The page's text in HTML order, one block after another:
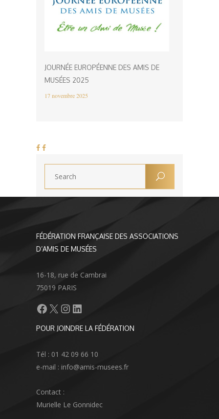
JOURNÉE EUROPÉENNE DES AMIS DE
MUSÉES 2025
17 novembre 2025
FÉDÉRATION FRANÇAISE DES ASSOCIATIONS
D’AMIS DE MUSÉES
16-18, rue de Cambrai
75019 PARIS
Facebook
X Instagram
LinkedIn
POUR JOINDRE LA FÉDÉRATION
Tél : 01 42 09 66 10
e-mail : info@amis-musees.fr
Contact :
Murielle Le Gonnidec